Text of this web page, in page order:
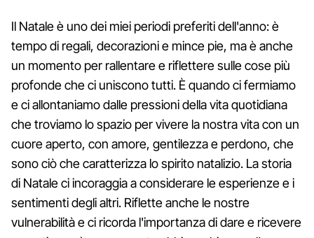
Il Natale è uno dei miei periodi preferiti dell'anno: è
tempo di regali, decorazioni e mince pie, ma è anche
un momento per rallentare e riflettere sulle cose più
profonde che ci uniscono tutti. È quando ci fermiamo
e ci allontaniamo dalle pressioni della vita quotidiana
che troviamo lo spazio per vivere la nostra vita con un
cuore aperto, con amore, gentilezza e perdono, che
sono ciò che caratterizza lo spirito natalizio. La storia
di Natale ci incoraggia a considerare le esperienze e i
sentimenti degli altri. Riflette anche le nostre
vulnerabilità e ci ricorda l'importanza di dare e ricevere